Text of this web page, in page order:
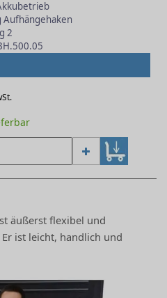
Aufhängehaken
2
äußerst flexibel und
ist leicht, handlich und